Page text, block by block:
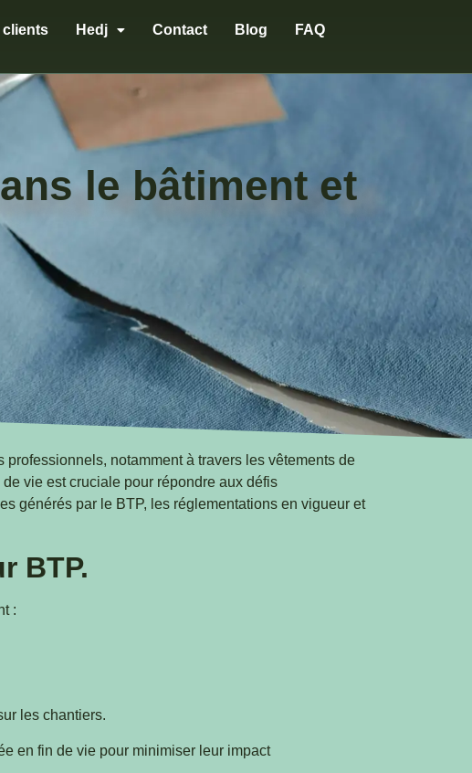
clients Hedj Contact Blog FAQ
le bâtiment et
notamment à travers les vêtements de
vie est cruciale pour répondre aux défis
générés par le BTP, les réglementations en vigueur et
BTP.
:
les chantiers.
en fin de vie pour minimiser leur impact